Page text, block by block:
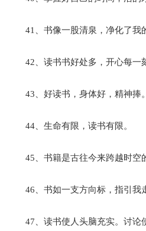
41、书像一股清泉，净化了我
42、读书书好处多，开心每一
43、好读书，身体好，精神捧。
44、生命有限，读书有限。
45、书籍是古往今来跨越时空
46、书如一支方向标，指引我
47、读书使人头脑充实。讨论